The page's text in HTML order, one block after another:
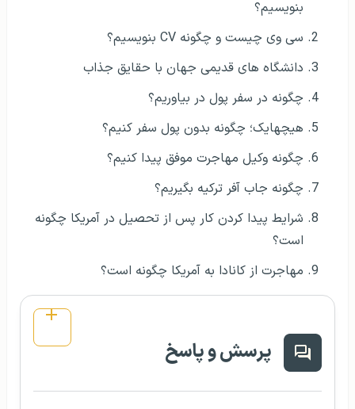
بنویسیم؟
سی وی چیست و چگونه CV بنویسیم؟
دانشگاه های قدیمی جهان با حقایق جذاب
چگونه در سفر پول در بیاوریم؟
هیچهایک؛ چگونه بدون پول سفر کنیم؟
چگونه وکیل مهاجرت موفق پیدا کنیم؟
چگونه جاب آفر ترکیه بگیریم؟
شرایط پیدا کردن کار پس از تحصیل در آمریکا چگونه
است؟
مهاجرت از کانادا به آمریکا چگونه است؟
پرسش و پاسخ